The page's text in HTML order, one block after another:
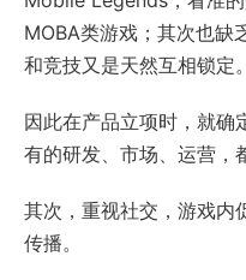
MOBA类游戏；其次也缺
和竞技又是天然互相锁定。
因此在产品立项时，就确
有的研发、市场、运营，
其次，重视社交，游戏内
传播。